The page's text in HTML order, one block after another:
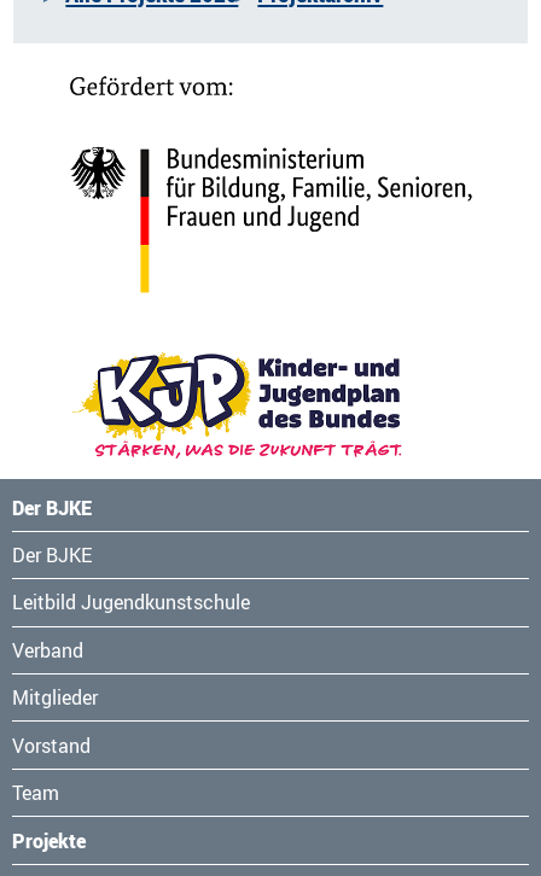
Der BJKE
Navigation
überspringen
Der BJKE
Leitbild Jugendkunstschule
Verband
Mitglieder
Vorstand
Team
Projekte